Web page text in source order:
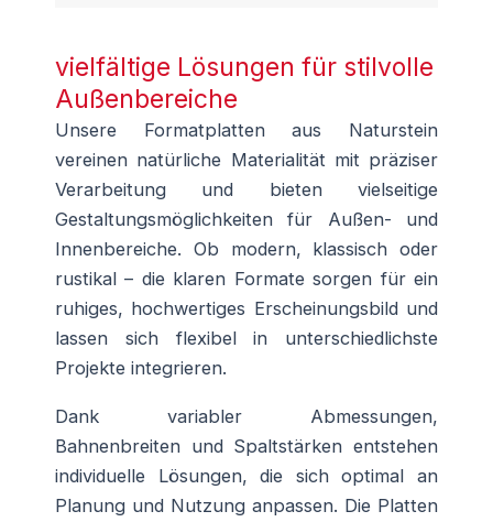
vielfältige Lösungen für stilvolle
Außenbereiche
Unsere Formatplatten aus Naturstein
vereinen natürliche Materialität mit präziser
Verarbeitung und bieten vielseitige
Gestaltungsmöglichkeiten für Außen- und
Innenbereiche. Ob modern, klassisch oder
rustikal – die klaren Formate sorgen für ein
ruhiges, hochwertiges Erscheinungsbild und
lassen sich flexibel in unterschiedlichste
Projekte integrieren.
Dank variabler Abmessungen,
Bahnenbreiten und Spaltstärken entstehen
individuelle Lösungen, die sich optimal an
Planung und Nutzung anpassen. Die Platten